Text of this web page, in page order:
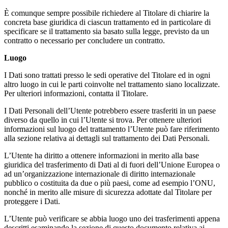
È comunque sempre possibile richiedere al Titolare di chiarire la
concreta base giuridica di ciascun trattamento ed in particolare di
specificare se il trattamento sia basato sulla legge, previsto da un
contratto o necessario per concludere un contratto.
Luogo
I Dati sono trattati presso le sedi operative del Titolare ed in ogni
altro luogo in cui le parti coinvolte nel trattamento siano localizzate.
Per ulteriori informazioni, contatta il Titolare.
I Dati Personali dell’Utente potrebbero essere trasferiti in un paese
diverso da quello in cui l’Utente si trova. Per ottenere ulteriori
informazioni sul luogo del trattamento l’Utente può fare riferimento
alla sezione relativa ai dettagli sul trattamento dei Dati Personali.
L’Utente ha diritto a ottenere informazioni in merito alla base
giuridica del trasferimento di Dati al di fuori dell’Unione Europea o
ad un’organizzazione internazionale di diritto internazionale
pubblico o costituita da due o più paesi, come ad esempio l’ONU,
nonché in merito alle misure di sicurezza adottate dal Titolare per
proteggere i Dati.
L’Utente può verificare se abbia luogo uno dei trasferimenti appena